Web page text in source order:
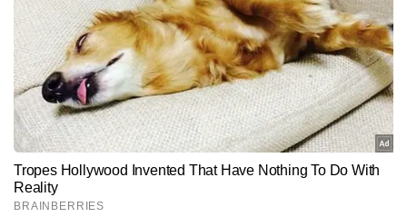
कुमार सरस टाइम्स नाउ नवभारत डिजिटल में एंटरटेनमेंट राइटर के रूप में कार्यरत
हैं। उनकी लेखन शैली सरल, स्पष्ट और रोचक है, जो पाठकों को तुरंत जोड़ लेती
है। कुमार सरस को बॉलीवुड, टीवी और OTT की ट्रेंडिंग खबरों पर काम करने में
खास रुचि है। अब तक उन्होंने 2,500 से अधिक आर्टिकल्स लिखे हैं, जिनमें ब्रेकिंग
न्यूज़, एक्सक्लूसिव अपडेट्स और एंटरटेनमेंट फीचर्स शामिल हैं।
और पढ़ें
Follow Us:
Subscribe to our daily Newsletter!